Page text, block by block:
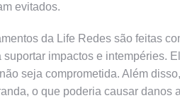
evitados.
da Life Redes são feitas
impactos e intempéries.
seja comprometida. Além
o que poderia causar danos